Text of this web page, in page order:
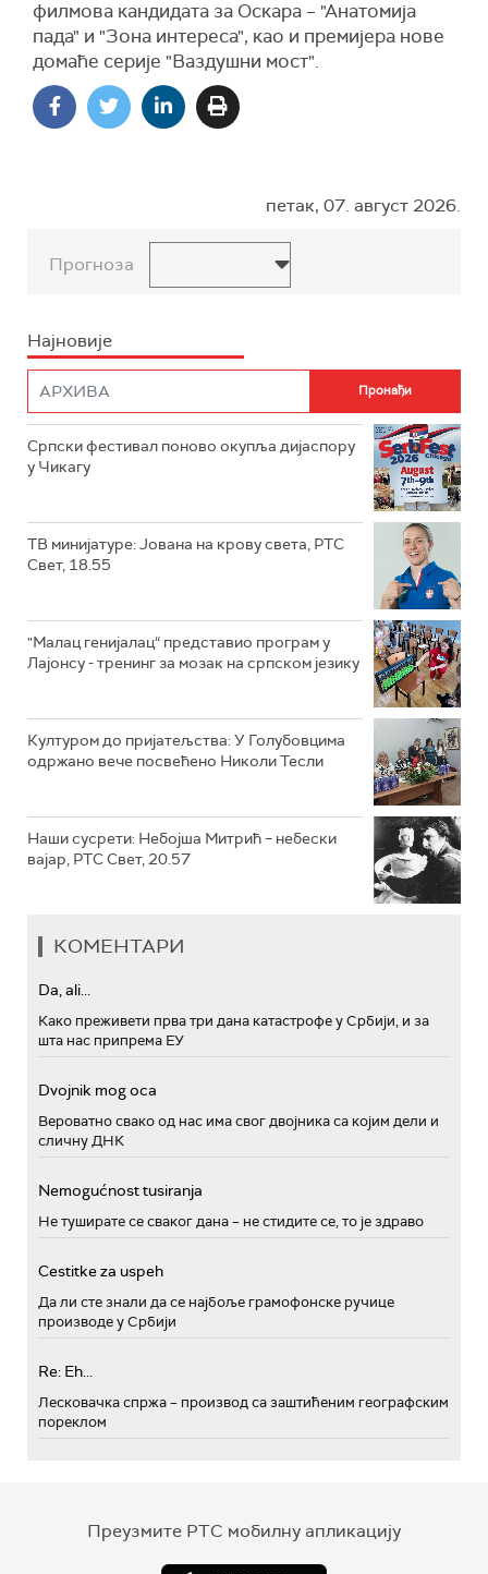
филмова кандидата за Оскара – "Анатомија
пада" и "Зона интереса", као и премијера нове
домаће серије "Ваздушни мост".
петак, 07. август 2026.
Прогноза
Најновије
Српски фестивал поново окупља дијаспору
у Чикагу
ТВ минијатуре: Јована на крову света, РТС
Свет, 18.55
"Малац генијалац“ представио програм у
Лајонсу - тренинг за мозак на српском језику
Културом до пријатељства: У Голубовцима
одржано вече посвећено Николи Тесли
Наши сусрети: Небојша Митрић – небески
вајар, РТС Свет, 20.57
КОМЕНТАРИ
Da, ali...
Како преживети прва три дана катастрофе у Србији, и за
шта нас припрема ЕУ
Dvojnik mog oca
Вероватно свако од нас има свог двојника са којим дели и
сличну ДНК
Nemogućnost tusiranja
Не туширате се сваког дана – не стидите се, то је здраво
Cestitke za uspeh
Да ли сте знали да се најбоље грамофонске ручице
производе у Србији
Re: Eh...
Лесковачка спржа – производ са заштићеним географским
пореклом
Преузмите РТС мобилну апликацију